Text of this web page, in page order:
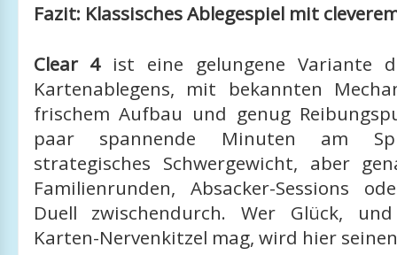
Fazit: Klassisches Ablegespiel mit
Clear 4 ist eine gelungene Variante
Kartenablegens, mit bekannten
frischem Aufbau und genug
paar spannende Minuten am
strategisches Schwergewicht, aber
Familienrunden, Absacker-Sessions
Duell zwischendurch. Wer Glück,
Karten-Nervenkitzel mag, wird hier